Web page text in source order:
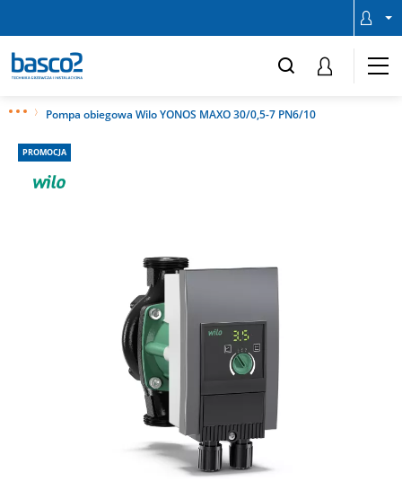
Pompa obiegowa Wilo YONOS MAXO 30/0,5-7 PN6/10
PROMOCJA